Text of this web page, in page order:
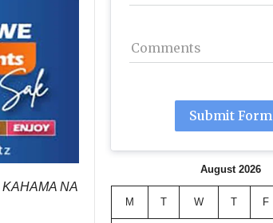
NA
Comments
Submit Form
August 2026
M T W T F